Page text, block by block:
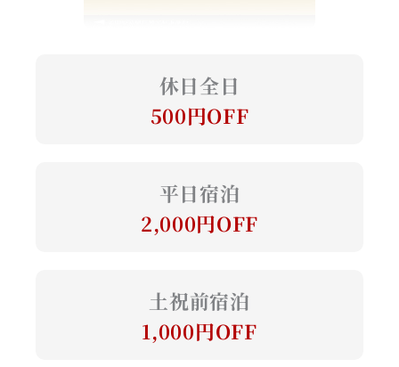
休日全日
500円OFF
平日宿泊
2,000円OFF
土祝前宿泊
1,000円OFF